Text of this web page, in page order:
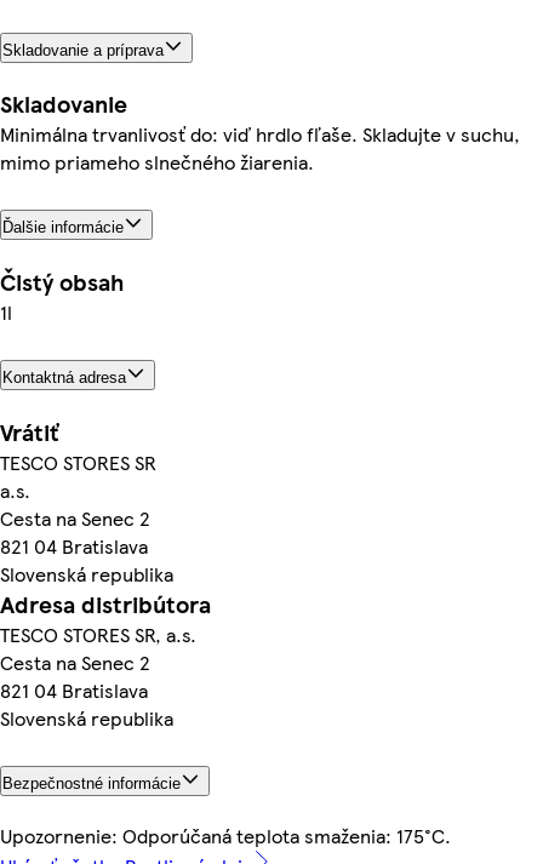
Skladovanie a príprava
Skladovanie
Minimálna trvanlivosť do: viď hrdlo fľaše. Skladujte v suchu,
mimo priameho slnečného žiarenia.
Ďalšie informácie
Čistý obsah
1l
Kontaktná adresa
Vrátiť
TESCO STORES SR
a.s.
Cesta na Senec 2
821 04 Bratislava
Slovenská republika
Adresa distribútora
TESCO STORES SR, a.s.
Cesta na Senec 2
821 04 Bratislava
Slovenská republika
Bezpečnostné informácie
Upozornenie: Odporúčaná teplota smaženia: 175°C.